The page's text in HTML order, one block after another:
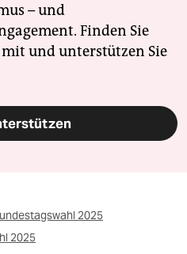
– und
Finden Sie
mit und unterstützen Sie
2025
2025